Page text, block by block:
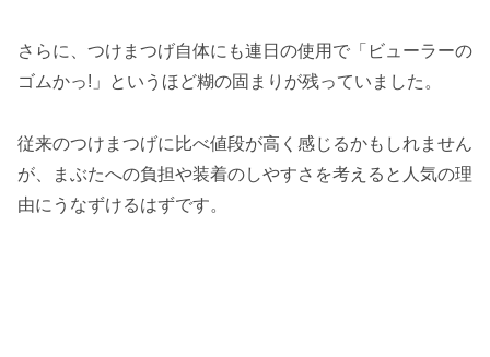
さらに、つけまつげ自体にも連日の使用で「ビューラーの
ゴムかっ!」というほど糊の固まりが残っていました。
従来のつけまつげに比べ値段が高く感じるかもしれません
が、まぶたへの負担や装着のしやすさを考えると人気の理
由にうなずけるはずです。